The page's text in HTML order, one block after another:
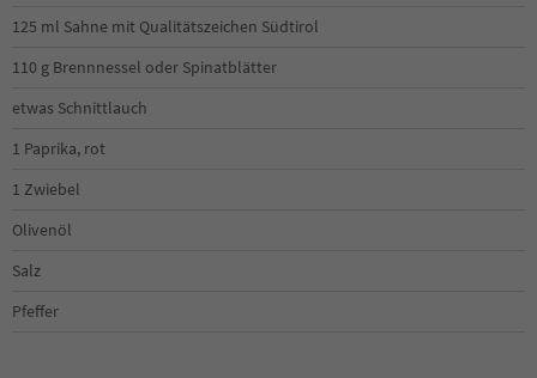
125 ml Sahne mit Qualitätszeichen Südtirol
110 g Brennnessel oder Spinatblätter
etwas Schnittlauch
1 Paprika, rot
1 Zwiebel
Olivenöl
Salz
Pfeffer